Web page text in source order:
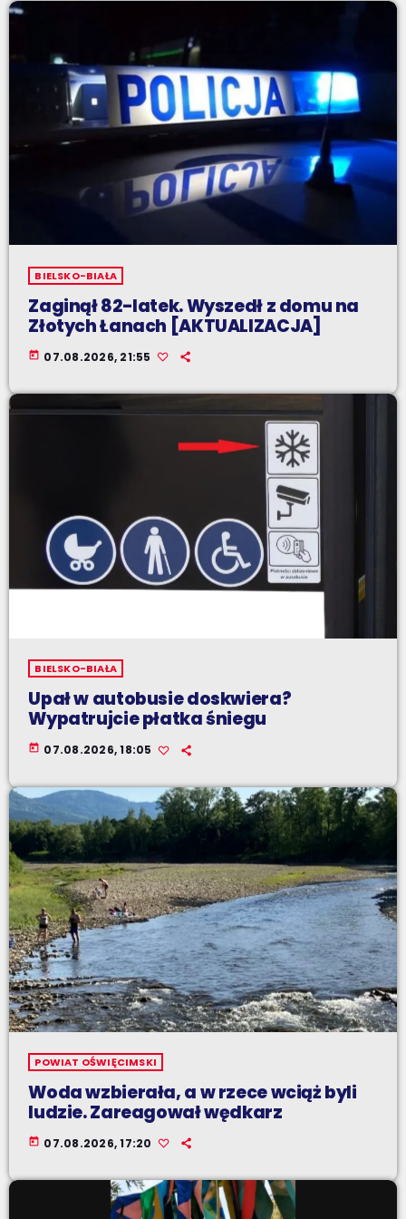
BIELSKO-BIAŁA
Zaginął 82-latek. Wyszedł z domu na
Złotych Łanach [AKTUALIZACJA]
today 07.08.2026, 21:55
BIELSKO-BIAŁA
Upał w autobusie doskwiera?
Wypatrujcie płatka śniegu
today 07.08.2026, 18:05
POWIAT OŚWIĘCIMSKI
Woda wzbierała, a w rzece wciąż byli
ludzie. Zareagował wędkarz
today 07.08.2026, 17:20